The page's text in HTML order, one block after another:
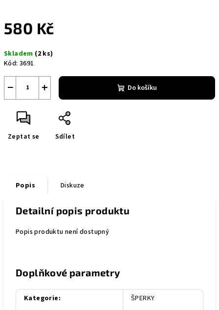
580 Kč
cena:
Skladem (2 ks)
Kód: 3691
+
− Do košíku
Zeptat se Sdílet
Popis Diskuze
Detailní popis produktu
Popis produktu není dostupný
Doplňkové parametry
Kategorie:
ŠPERKY